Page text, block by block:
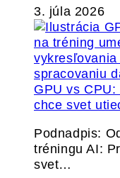
3. júla 2026
GPU vs
chce svet
Podnadpis:
tréningu AI:
svet…